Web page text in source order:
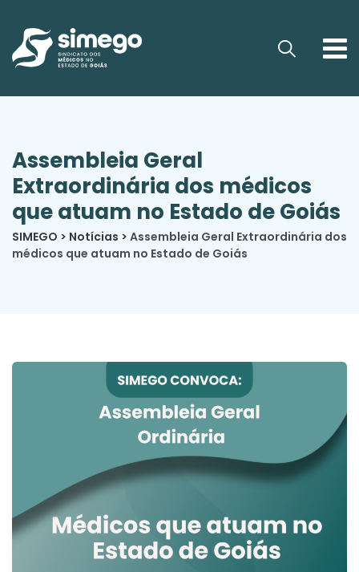
Assembleia Geral
Extraordinária dos médicos
que atuam no Estado de Goiás
SIMEGO > Notícias > Assembleia Geral Extraordinária dos
médicos que atuam no Estado de Goiás